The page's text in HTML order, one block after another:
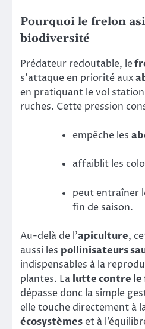
Pourquoi le frelon
biodiversité
Prédateur redoutable, le
s’attaque en priorité aux
en pratiquant le vol
ruches. Cette pression
empêche les
affaiblit les
peut entraîner
fin de saison.
Au-delà de l’apiculture,
aussi les pollinisateurs
indispensables à la
plantes. La lutte contre le
dépasse donc la simple
elle touche directement à
écosystèmes et à